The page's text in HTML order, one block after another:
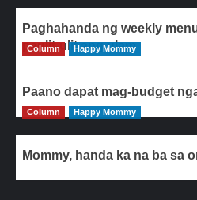
Paghahanda ng weekly
paulit-ulit ang ulam
Column Happy Mommy
Paano dapat mag-budget
Column Happy Mommy
Mommy, handa ka na ba sa